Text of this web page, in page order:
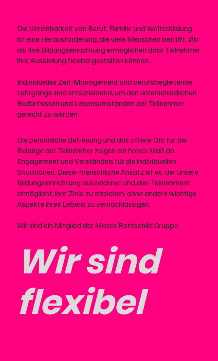
Die Vereinbarkeit von Beruf, Familie und Weiterbildung
ist eine Herausforderung, die viele Menschen betrifft. Wir
als Ihre Bildungseinrichtung ermöglichen dass Teilnehmer
ihre Ausbildung flexibel gestalten können.
Individuelles Zeit-Management und berufsbegleitende
Lehrgänge sind entscheidend, um den unterschiedlichen
Bedürfnissen und Lebensumständen der Teilnehmer
gerecht zu werden.
Die persönliche Betreuung und das offene Ohr für die
Belange der Teilnehmer zeigen ein hohes Maß an
Engagement und Verständnis für die individuellen
Situationen. Dieser menschliche Ansatz ist es, der unsere
Bildungseinrichtung auszeichnet und den Teilnehmern
ermöglicht, ihre Ziele zu erreichen, ohne andere wichtige
Aspekte ihres Lebens zu vernachlässigen.
Wir sind ein Mitglied der Moses Rothschild Gruppe
Wir sind
flexibel